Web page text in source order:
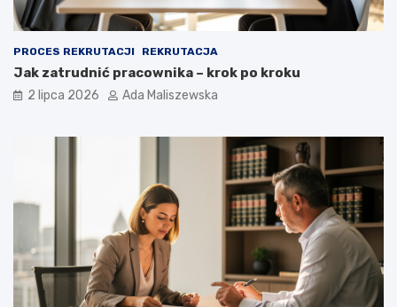
PROCES REKRUTACJI REKRUTACJA
Jak zatrudnić pracownika – krok po kroku
2 lipca 2026 Ada Maliszewska